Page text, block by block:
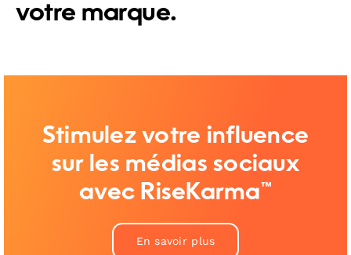
votre marque.
Stimulez votre influence
sur les médias sociaux
avec RiseKarma™
En savoir plus